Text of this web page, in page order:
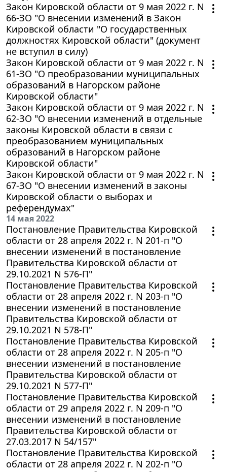
Закон Кировской области от 9 мая 2022 г. N
66-ЗО "О внесении изменений в Закон
Кировской области "О государственных
должностях Кировской области" (документ
не вступил в силу)
Закон Кировской области от 9 мая 2022 г. N
61-ЗО "О преобразовании муниципальных
образований в Нагорском районе
Кировской области"
Закон Кировской области от 9 мая 2022 г. N
62-ЗО "О внесении изменений в отдельные
законы Кировской области в связи с
преобразованием муниципальных
образований в Нагорском районе
Кировской области"
Закон Кировской области от 9 мая 2022 г. N
67-ЗО "О внесении изменений в законы
Кировской области о выборах и
референдумах"
14 мая 2022
Постановление Правительства Кировской
области от 28 апреля 2022 г. N 201-п "О
внесении изменений в постановление
Правительства Кировской области от
29.10.2021 N 576-П"
Постановление Правительства Кировской
области от 28 апреля 2022 г. N 203-п "О
внесении изменений в постановление
Правительства Кировской области от
29.10.2021 N 578-П"
Постановление Правительства Кировской
области от 28 апреля 2022 г. N 205-п "О
внесении изменений в постановление
Правительства Кировской области от
29.10.2021 N 577-П"
Постановление Правительства Кировской
области от 29 апреля 2022 г. N 209-п "О
внесении изменений в постановление
Правительства Кировской области от
27.03.2017 N 54/157"
Постановление Правительства Кировской
области от 28 апреля 2022 г. N 202-п "О